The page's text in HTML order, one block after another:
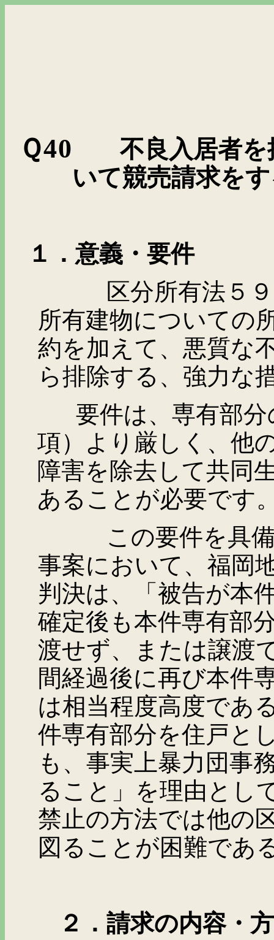
Ｑ40
不良入居者
いて競売請求を
１．意義・要件
区分所有法５９条
所有建物についての
約を加えて、悪質な
ら排除する、強力な
要件は、専有部分
項）より厳しく、他
障害を除去して共同
あることが必要です
この要件を具備す
事案において、福岡
判決は、「被告が本
確定後も本件専有部
渡せず、または譲渡
間経過後に再び本件
は相当程度高度であ
件専有部分を住戸と
も、事実上暴力団事
ること」を理由とし
禁止の方法では他の
図ることが困難であ
２．請求の内容・